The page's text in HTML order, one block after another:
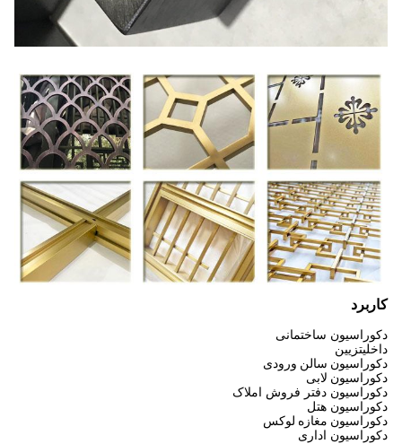
کاربرد
دکوراسیون ساختمانی
داخلیتزیین
دکوراسیون سالن ورودی
دکوراسیون لابی
دکوراسیون دفتر فروش املاک
دکوراسیون هتل
دکوراسیون مغازه لوکس
دکوراسیون اداری